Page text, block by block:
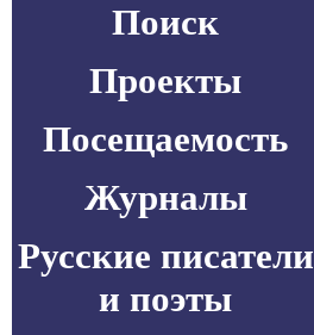
Поиск
Проекты
Посещаемость
Журналы
Русские писатели
и поэты